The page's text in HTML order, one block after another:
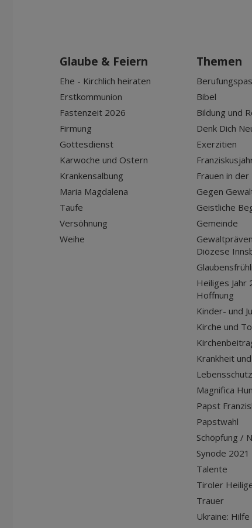
Glaube & Feiern
Ehe - Kirchlich heiraten
Erstkommunion
Fastenzeit 2026
Firmung
Gottesdienst
Karwoche und Ostern
Krankensalbung
Maria Magdalena
Taufe
Versöhnung
Weihe
Themen
Bibel
Bildung und
Denk Dich
Exerzitien
Frauen in
Gegen
Geistliche
Gemeinde
Diözese
Heiliges Jahr
Hoffnung
Kinder- und
Kirche und
Krankheit
Lebensschutz
Magnifica
Papst
Papstwahl
Schöpfung /
Synode
Talente
Tiroler
Trauer
Ukraine: